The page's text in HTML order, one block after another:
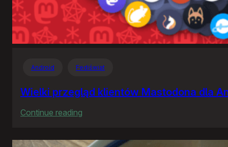
Android Fediświat
Wielki przegląd klientów Mastodona dla
Continue reading
przegląd